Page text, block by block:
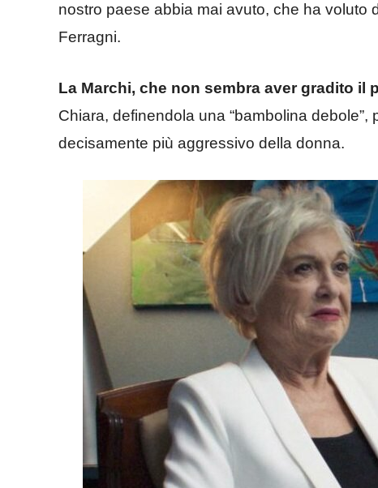
nostro paese abbia mai avuto, che ha voluto
Ferragni.
La Marchi, che non sembra aver gradito il
Chiara, definendola una “bambolina
decisamente più aggressivo della donna.